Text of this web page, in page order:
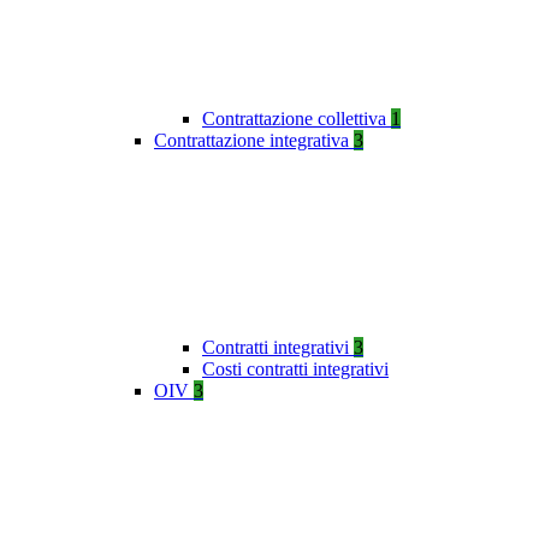
Contrattazione collettiva 1
Contrattazione integrativa 3
Contratti integrativi 3
Costi contratti integrativi
OIV 3